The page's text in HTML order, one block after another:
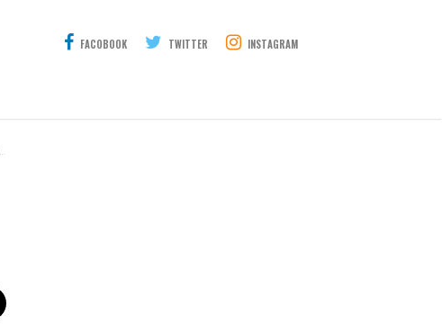
FACOBOOK TWITTER INSTAGRAM